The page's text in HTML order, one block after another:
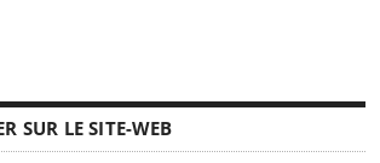
SUR LE SITE-WEB